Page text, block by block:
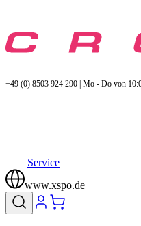
+49 (0) 8503 924 290 | Mo - Do von
Service
www.xspo.de